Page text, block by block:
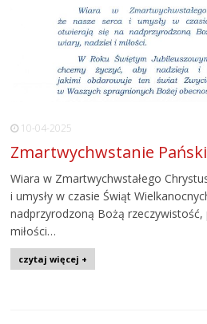
10-04-2025
Zmartwychwstanie
Wiara w Zmartwychwstałego
i umysły w czasie Świąt
nadprzyrodzoną Bożą rzeczywistość,
miłości…
czytaj więcej +